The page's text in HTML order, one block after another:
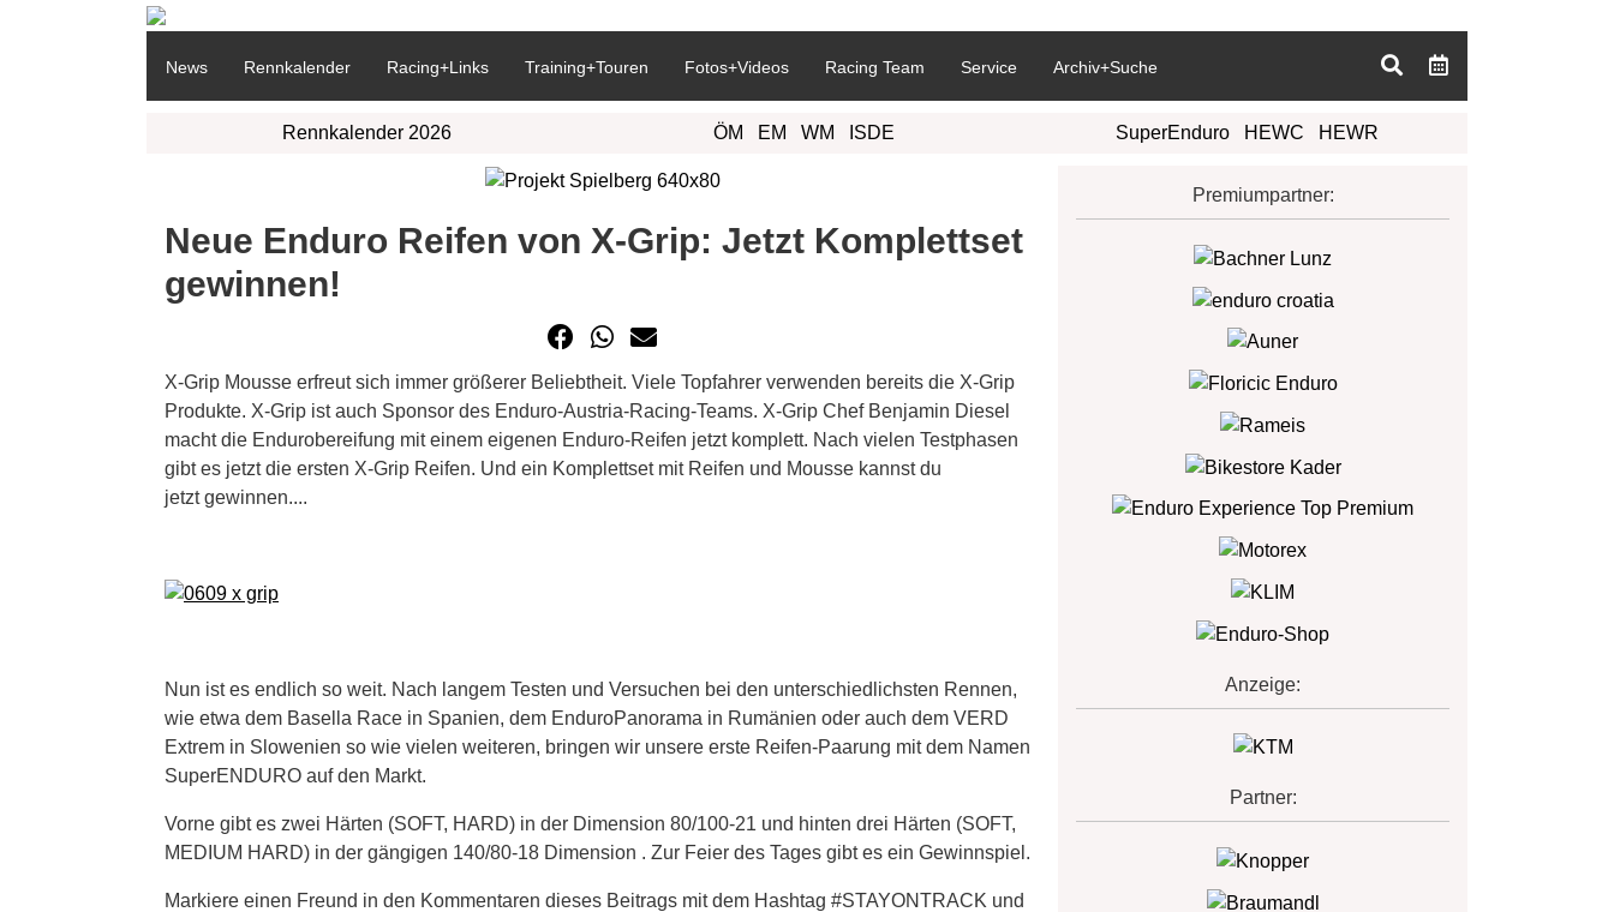
News Rennkalender Racing+Links Training+Touren Fotos+Videos Racing Team Service Archiv+Suche
Rennkalender 2026 ÖM EM WM ISDE SuperEnduro HEWC HEWR
Neue Enduro Reifen von X-Grip: Jetzt Komplettset
gewinnen!
X-Grip Mousse erfreut sich immer größerer Beliebtheit. Viele Topfahrer verwenden bereits die X-Grip
Produkte. X-Grip ist auch Sponsor des Enduro-Austria-Racing-Teams. X-Grip Chef Benjamin Diesel
macht die Endurobereifung mit einem eigenen Enduro-Reifen jetzt komplett. Nach vielen Testphasen
gibt es jetzt die ersten X-Grip Reifen. Und ein Komplettset mit Reifen und Mousse kannst du
jetzt gewinnen....
Nun ist es endlich so weit. Nach langem Testen und Versuchen bei den unterschiedlichsten Rennen,
wie etwa dem Basella Race in Spanien, dem EnduroPanorama in Rumänien oder auch dem VERD
Extrem in Slowenien so wie vielen weiteren, bringen wir unsere erste Reifen-Paarung mit dem Namen
SuperENDURO auf den Markt.
Vorne gibt es zwei Härten (SOFT, HARD) in der Dimension 80/100-21 und hinten drei Härten (SOFT,
MEDIUM HARD) in der gängigen 140/80-18 Dimension . Zur Feier des Tages gibt es ein Gewinnspiel.
Markiere einen Freund in den Kommentaren dieses Beitrags mit dem Hashtag #STAYONTRACK und
Premiumpartner:
Anzeige:
Partner: